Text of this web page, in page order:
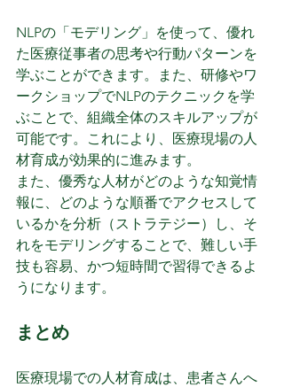
NLPの「モデリング」を使って、優れ
た医療従事者の思考や行動パターンを
学ぶことができます。また、研修やワ
ークショップでNLPのテクニックを学
ぶことで、組織全体のスキルアップが
可能です。これにより、医療現場の人
材育成が効果的に進みます。
また、優秀な人材がどのような知覚情
報に、どのような順番でアクセスして
いるかを分析（ストラテジー）し、そ
れをモデリングすることで、難しい手
技も容易、かつ短時間で習得できるよ
うになります。
まとめ
医療現場での人材育成は、患者さんへ